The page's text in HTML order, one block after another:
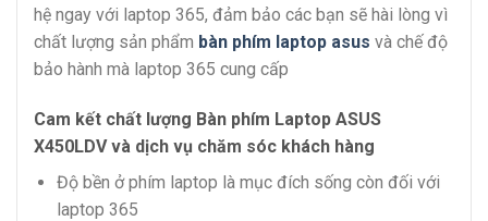
hệ ngay với laptop 365, đảm bảo các bạn sẽ hài lòng vì
chất lượng sản phẩm bàn phím laptop asus và chế độ
bảo hành mà laptop 365 cung cấp
Cam kết chất lượng Bàn phím Laptop ASUS
X450LDV và dịch vụ chăm sóc khách hàng
Độ bền ở phím laptop là mục đích sống còn đối với
laptop 365